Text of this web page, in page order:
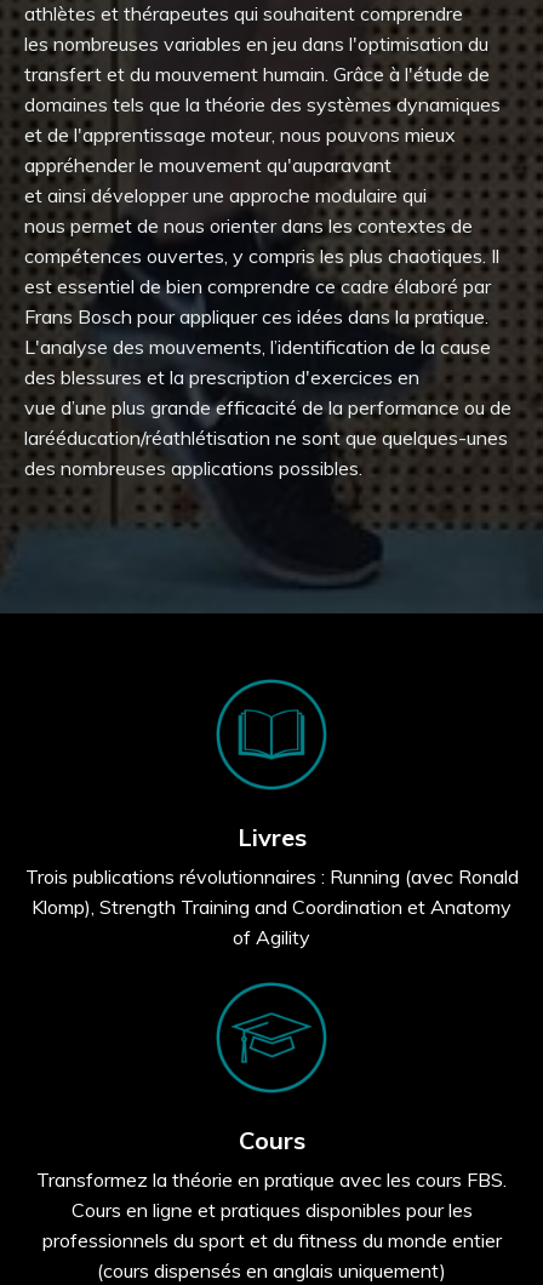
athlètes et thérapeutes qui souhaitent comprendre
les nombreuses variables en jeu dans l'optimisation du
transfert et du mouvement humain. Grâce à l'étude de
domaines tels que la théorie des systèmes dynamiques
et de l'apprentissage moteur, nous pouvons mieux
appréhender le mouvement qu'auparavant
et ainsi développer une approche modulaire qui
nous permet de nous orienter dans les contextes de
compétences ouvertes, y compris les plus chaotiques. Il
est essentiel de bien comprendre ce cadre élaboré par
Frans Bosch pour appliquer ces idées dans la pratique.
L'analyse des mouvements, l’identification de la cause
des blessures et la prescription d'exercices en
vue d’une plus grande efficacité de la performance ou de
larééducation/réathlétisation ne sont que quelques-unes
des nombreuses applications possibles.
Livres
Trois publications révolutionnaires : Running (avec Ronald
Klomp), Strength Training and Coordination et Anatomy
of Agility
Cours
Transformez la théorie en pratique avec les cours FBS.
Cours en ligne et pratiques disponibles pour les
professionnels du sport et du fitness du monde entier
(cours dispensés en anglais uniquement)